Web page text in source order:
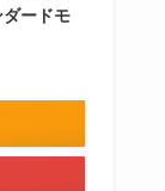
ードモ